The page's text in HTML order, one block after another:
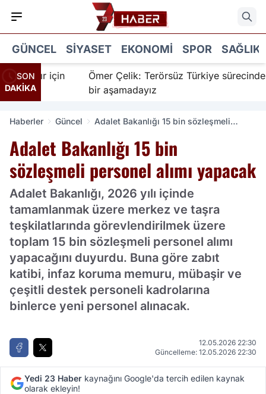
GÜNCEL SIYASET EKONOMI SPOR SAĞLIK
SON
DAKİKA
İnanır için
Ömer Çelik: Terörsüz Türkiye sürecinde
bir aşamadayız
Haberler Güncel
Adalet Bakanlığı 15 bin sözleşmeli
Adalet Bakanlığı 15 bin
sözleşmeli personel alımı yapacak
Adalet Bakanlığı, 2026 yılı içinde
tamamlanmak üzere merkez ve taşra
teşkilatlarında görevlendirilmek üzere
toplam 15 bin sözleşmeli personel alımı
yapacağını duyurdu. Buna göre zabıt
katibi, infaz koruma memuru, mübaşir ve
çeşitli destek personeli kadrolarına
binlerce yeni personel alınacak.
12.05.2026 22:30
Güncelleme: 12.05.2026 22:30
Yedi 23 Haber kaynağını Google'da tercih edilen kaynak
olarak ekleyin!